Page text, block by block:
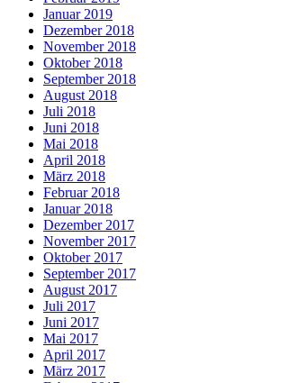
Januar 2019
Dezember 2018
November 2018
Oktober 2018
September 2018
August 2018
Juli 2018
Juni 2018
Mai 2018
April 2018
März 2018
Februar 2018
Januar 2018
Dezember 2017
November 2017
Oktober 2017
September 2017
August 2017
Juli 2017
Juni 2017
Mai 2017
April 2017
März 2017